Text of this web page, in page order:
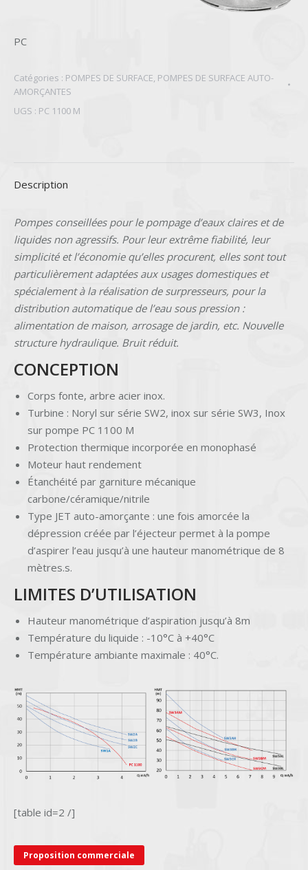
PC
Catégories : POMPES DE SURFACE, POMPES DE SURFACE AUTO-
AMORÇANTES
UGS : PC 1100 M
Description
Pompes conseillées pour le pompage d’eaux claires et de
liquides non agressifs. Pour leur extrême fiabilité, leur
simplicité et l’économie qu’elles procurent, elles sont tout
particulièrement adaptées aux usages domestiques et
spécialement à la réalisation de surpresseurs, pour la
distribution automatique de l’eau sous pression :
alimentation de maison, arrosage de jardin, etc. Nouvelle
structure hydraulique. Bruit réduit.
CONCEPTION
Corps fonte, arbre acier inox.
Turbine : Noryl sur série SW2, inox sur série SW3, Inox
sur pompe PC 1100 M
Protection thermique incorporée en monophasé
Moteur haut rendement
Étanchéité par garniture mécanique
carbone/céramique/nitrile
Type JET auto-amorçante : une fois amorcée la
dépression créée par l’éjecteur permet à la pompe
d’aspirer l’eau jusqu’à une hauteur manométrique de 8
mètres.s.
LIMITES D’UTILISATION
Hauteur manométrique d’aspiration jusqu’à 8m
Température du liquide : -10°C à +40°C
Température ambiante maximale : 40°C.
[table id=2 /]
Proposition commerciale